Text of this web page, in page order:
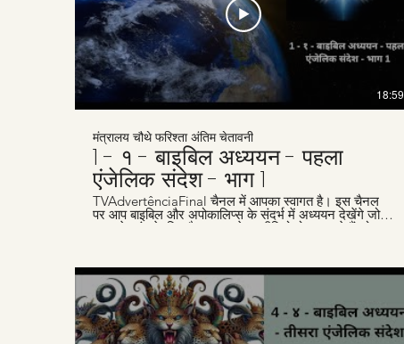
18:59
मंत्रालय चौथे फरिश्ता अंतिम चेतावनी
1 - १ - बाइबिल अध्ययन - पहला
एंजेलिक संदेश - भाग 1
TVAdvertênciaFinal चैनल में आपका स्वागत है। इस चैनल
पर आप बाइबिल और अपोकालिप्स के संदर्भ में अध्ययन देखेंगे जो
समय के अंत के लिए है। हम हफ्तेवार वीडियो पोस्ट करते हैं जो
www.advertenciafinal.com का दौरा ज़रूर करें।